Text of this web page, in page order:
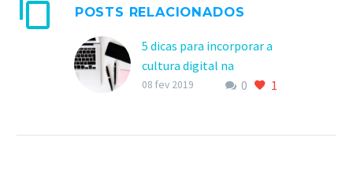
POSTS RELACIONADOS
5 dicas para incorporar a
cultura digital na
advocacia
0 1
08 fev 2019